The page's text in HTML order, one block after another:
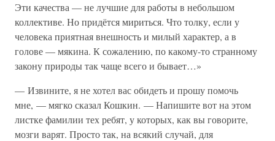
Эти качества — не лучшие для работы в небольшом
коллективе. Но придётся мириться. Что толку, если у
человека приятная внешность и милый характер, а в
голове — мякина. К сожалению, по какому-то странному
закону природы так чаще всего и бывает…»
— Извините, я не хотел вас обидеть и прошу помочь
мне, — мягко сказал Кошкин. — Напишите вот на этом
листке фамилии тех ребят, у которых, как вы говорите,
мозги варят. Просто так, на всякий случай, для